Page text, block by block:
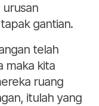
urusan
gantian.
telah
maka kita
ruang
itulah yang